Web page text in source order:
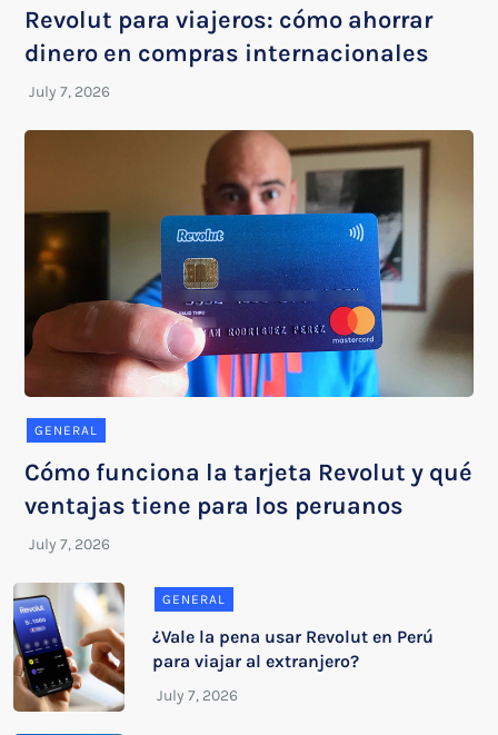
Revolut para viajeros: cómo ahorrar
dinero en compras internacionales
GENERAL
Cómo funciona la tarjeta Revolut y qué
ventajas tiene para los peruanos
GENERAL
¿Vale la pena usar Revolut en Perú
para viajar al extranjero?